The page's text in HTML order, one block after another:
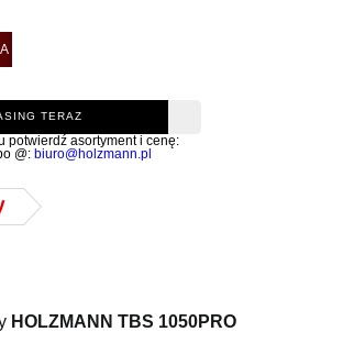
TERAZ
potwierdź asortyment i cenę:
@: biuro@holzmann.pl
HOLZMANN TBS 1050PRO